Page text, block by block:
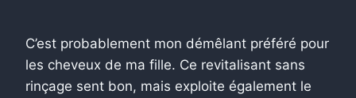
C’est probablement mon démêlant préféré pour
les cheveux de ma fille. Ce revitalisant sans
rinçage sent bon, mais exploite également le